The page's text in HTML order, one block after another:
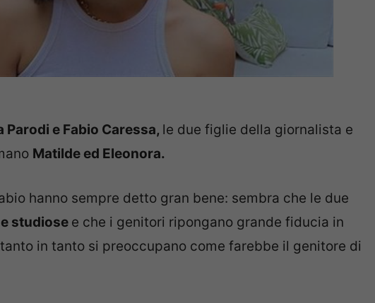
Parodi e Fabio Caressa, le due figlie della giornalista e
Matilde ed Eleonora.
hanno sempre detto gran bene: sembra che le due
studiose e che i genitori ripongano grande fiducia in
in tanto si preoccupano come farebbe il genitore di